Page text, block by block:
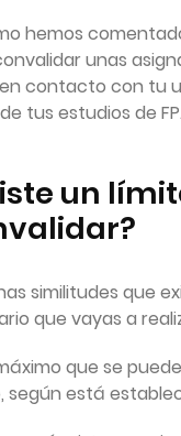
hemos
unas
contacto con tu
tus estudios de FP.
un
similitudes que
que vayas a
que se
está